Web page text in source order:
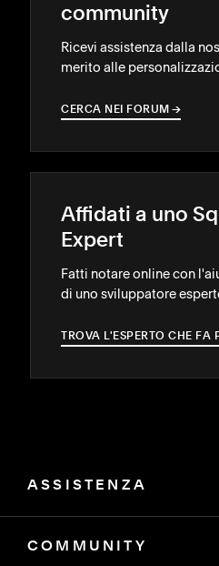
community
Ricevi assistenza dalla
merito alle
CERCA NEI FORUM →
→
Affidati a uno
Expert
Fatti notare online con
di uno sviluppatore
TROVA L'ESPERTO CHE FA
ASSISTENZA
COMMUNITY